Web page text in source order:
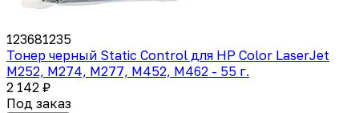
123681235
Тонер черный Static Control для HP Color LaserJet
M252, M274, M277, M452, M462 - 55 г.
2 142 ₽
Под заказ